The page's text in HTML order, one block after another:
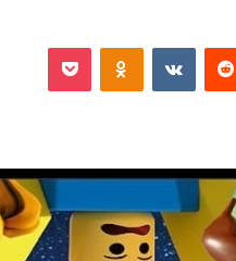
‏VKontakte